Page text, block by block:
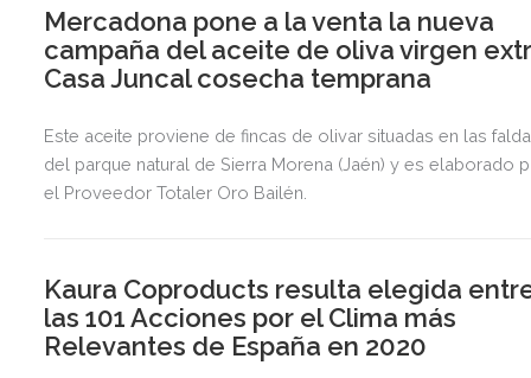
Mercadona pone a la venta la nueva
campaña del aceite de oliva virgen
Casa Juncal cosecha temprana
Este aceite proviene de fincas de olivar situadas en las
del parque natural de Sierra Morena (Jaén) y es elaborado
el Proveedor Totaler Oro Bailén.
Kaura Coproducts resulta elegida
las 101 Acciones por el Clima más
Relevantes de España en 2020